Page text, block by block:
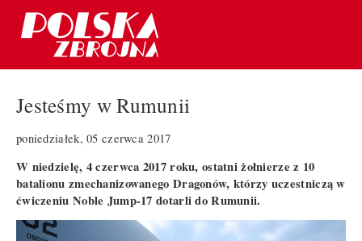
Jesteśmy w Rumunii
poniedziałek, 05 czerwca 2017
W niedzielę, 4 czerwca 2017 roku, ostatni żołnierze z 10
batalionu zmechanizowanego Dragonów, którzy uczestniczą w
ćwiczeniu Noble Jump-17 dotarli do Rumunii.